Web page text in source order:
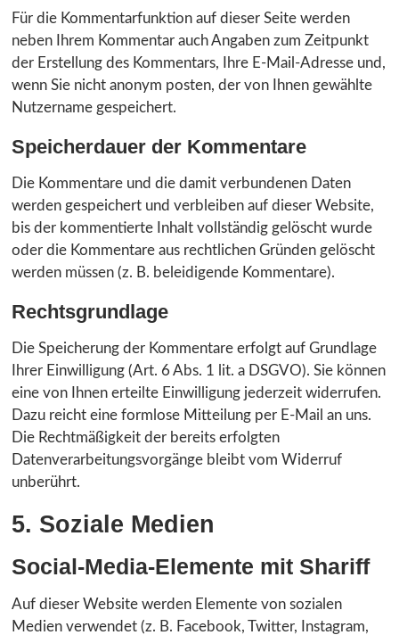
Für die Kommentarfunktion auf dieser Seite werden
neben Ihrem Kommentar auch Angaben zum Zeitpunkt
der Erstellung des Kommentars, Ihre E-Mail-Adresse und,
wenn Sie nicht anonym posten, der von Ihnen gewählte
Nutzername gespeichert.
Speicherdauer der Kommentare
Die Kommentare und die damit verbundenen Daten
werden gespeichert und verbleiben auf dieser Website,
bis der kommentierte Inhalt vollständig gelöscht wurde
oder die Kommentare aus rechtlichen Gründen gelöscht
werden müssen (z. B. beleidigende Kommentare).
Rechtsgrundlage
Die Speicherung der Kommentare erfolgt auf Grundlage
Ihrer Einwilligung (Art. 6 Abs. 1 lit. a DSGVO). Sie können
eine von Ihnen erteilte Einwilligung jederzeit widerrufen.
Dazu reicht eine formlose Mitteilung per E-Mail an uns.
Die Rechtmäßigkeit der bereits erfolgten
Datenverarbeitungsvorgänge bleibt vom Widerruf
unberührt.
5. Soziale Medien
Social-Media-Elemente mit Shariff
Auf dieser Website werden Elemente von sozialen
Medien verwendet (z. B. Facebook, Twitter, Instagram,